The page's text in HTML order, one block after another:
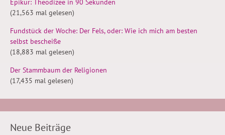
Epikur: Theodizee in 90 Sekunden
(21,563 mal gelesen)
Fundstück der Woche: Der Fels, oder: Wie ich mich am besten
selbst bescheiße
(18,883 mal gelesen)
Der Stammbaum der Religionen
(17,435 mal gelesen)
Neue Beiträge